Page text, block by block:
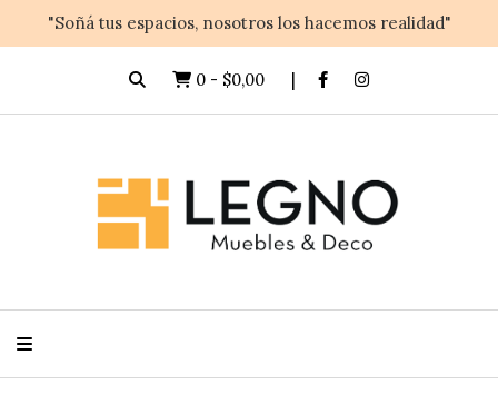
"Soñá tus espacios, nosotros los hacemos realidad"
0 - $0,00